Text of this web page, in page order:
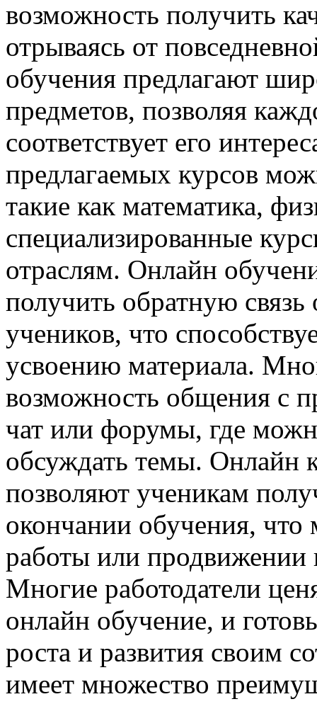
возможность получить
отрываясь от
обучения предлагают
предметов, позволяя
соответствует его
предлагаемых курсов
такие как математика,
специализированные
отраслям. Онлайн
получить обратную связь
учеников, что
усвоению материала.
возможность общения с
чат или форумы, где
обсуждать темы. Онлайн
позволяют ученикам
окончании обучения,
работы или продвижении
Многие работодатели
онлайн обучение, и
роста и развития своим
имеет множество